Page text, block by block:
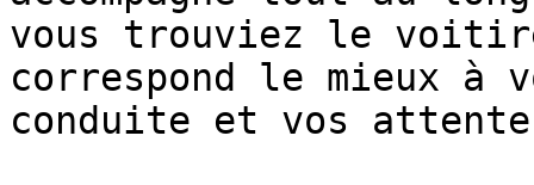
vous trouviez le
correspond le mieux à
conduite et vos